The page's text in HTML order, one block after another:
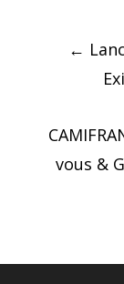
Post
←
vous &